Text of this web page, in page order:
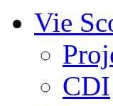
Vie
CDI